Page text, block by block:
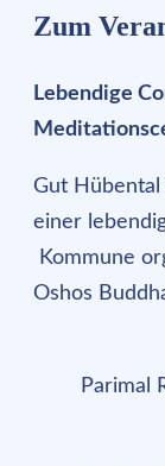
Zum
Lebendige
Gut Hübental
einer
Kommune
Oshos
Parimal